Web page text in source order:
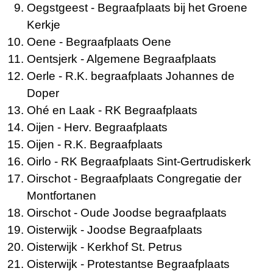
Oegstgeest - Begraafplaats bij het Groene
Kerkje
Oene - Begraafplaats Oene
Oentsjerk - Algemene Begraafplaats
Oerle - R.K. begraafplaats Johannes de
Doper
Ohé en Laak - RK Begraafplaats
Oijen - Herv. Begraafplaats
Oijen - R.K. Begraafplaats
Oirlo - RK Begraafplaats Sint-Gertrudiskerk
Oirschot - Begraafplaats Congregatie der
Montfortanen
Oirschot - Oude Joodse begraafplaats
Oisterwijk - Joodse Begraafplaats
Oisterwijk - Kerkhof St. Petrus
Oisterwijk - Protestantse Begraafplaats